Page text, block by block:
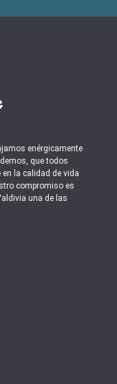
enérgicamente
que todos
la calidad de vida
compromiso es
una de las